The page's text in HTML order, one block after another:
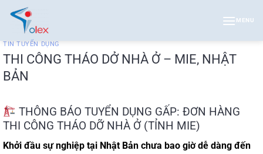
qua
MENU
TIN TUYỂN DỤNG
THI CÔNG THÁO DỞ NHÀ Ở – MIE, NHẬT
BẢN
THÔNG BÁO TUYỂN DỤNG GẤP: ĐƠN HÀNG
THI CÔNG THÁO DỠ NHÀ Ở (TỈNH MIE)
Khởi đầu sự nghiệp tại Nhật Bản chưa bao giờ dễ dàng đến